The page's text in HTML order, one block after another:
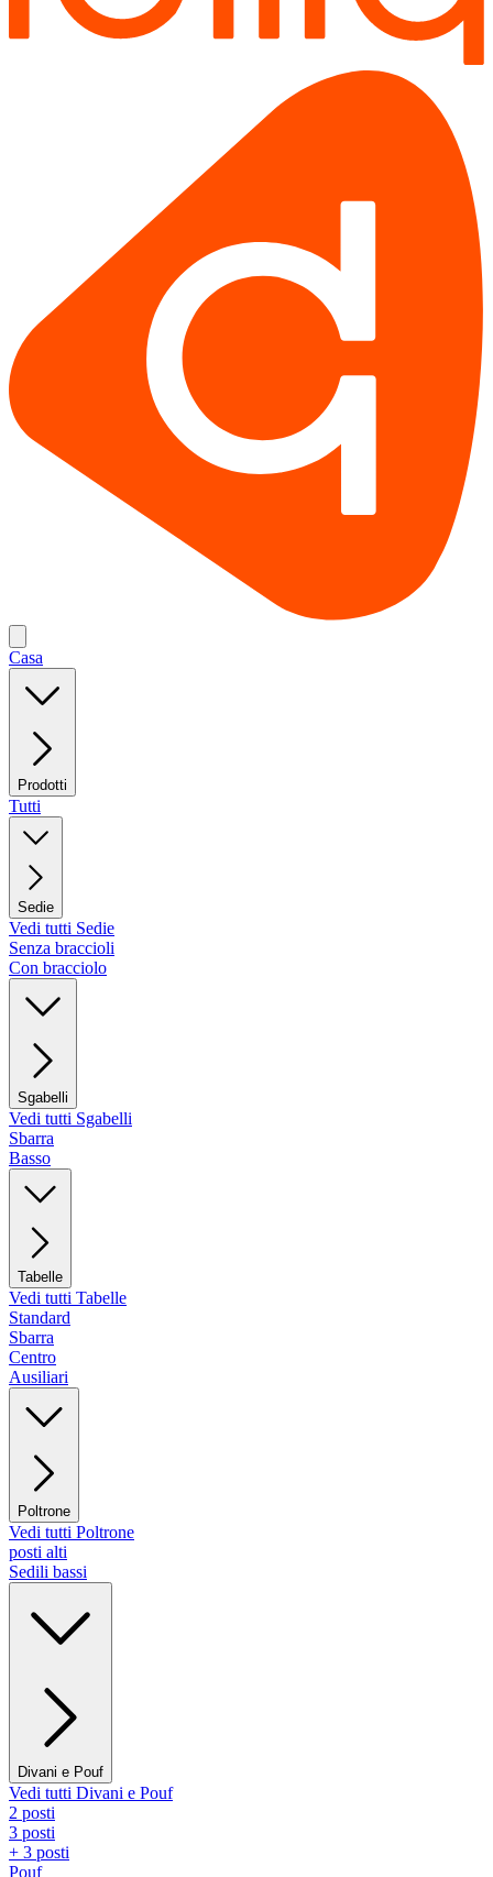
Casa
Prodotti
Tutti
Sedie
Vedi tutti Sedie
Senza braccioli
Con bracciolo
Sgabelli
Vedi tutti Sgabelli
Sbarra
Basso
Tabelle
Vedi tutti Tabelle
Standard
Sbarra
Centro
Ausiliari
Poltrone
Vedi tutti Poltrone
posti alti
Sedili bassi
Divani e Pouf
Vedi tutti Divani e Pouf
2 posti
3 posti
+ 3 posti
Pouf